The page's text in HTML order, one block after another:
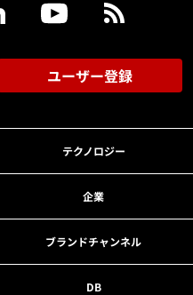
ユーザー登録
テクノロジー
企業
ブランドチャンネル
DB